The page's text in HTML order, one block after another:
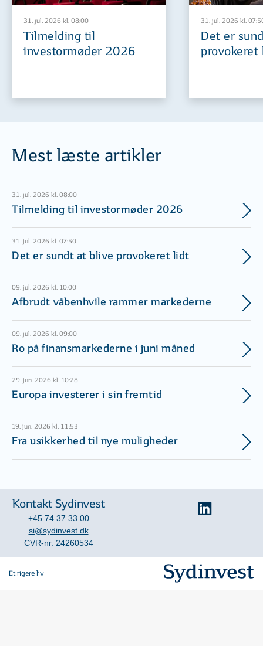
31. jul. 2026 kl. 08:00
Tilmelding til
investormøder 2026
31. jul. 2026 kl.
Det er
provokeret
Mest læste artikler
31. jul. 2026 kl. 08:00
Tilmelding til investormøder 2026
31. jul. 2026 kl. 07:50
Det er sundt at blive provokeret lidt
09. jul. 2026 kl. 10:00
Afbrudt våbenhvile rammer markederne
09. jul. 2026 kl. 09:00
Ro på finansmarkederne i juni måned
29. jun. 2026 kl. 10:28
Europa investerer i sin fremtid
19. jun. 2026 kl. 11:53
Fra usikkerhed til nye muligheder
Kontakt Sydinvest
+45 74 37 33 00
si@sydinvest.dk
CVR-nr. 24260534
Et rigere liv